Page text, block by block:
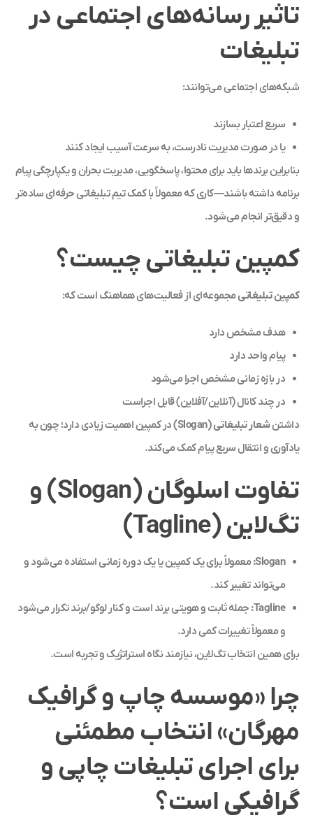
تاثیر رسانه‌های اجتماعی در
تبلیغات
شبکه‌های اجتماعی می‌توانند:
سریع اعتبار بسازند
یا در صورت مدیریت نادرست، به سرعت آسیب ایجاد کنند
بنابراین برندها باید برای محتوا، پاسخگویی، مدیریت بحران و یکپارچگی پیام
برنامه داشته باشند—کاری که معمولاً با کمک تیم تبلیغاتی حرفه‌ای ساده‌تر
و دقیق‌تر انجام می‌شود.
کمپین تبلیغاتی چیست؟
کمپین تبلیغاتیمجموعه‌ای از فعالیت‌های هماهنگ است که:
هدف مشخص دارد
پیام واحد دارد
در بازه زمانی مشخص اجرا می‌شود
در چند کانال (آنلاین/آفلاین) قابل اجراست
داشتنشعار تبلیغاتی (Slogan)
در کمپین اهمیت زیادی دارد؛ چون به
یادآوری و انتقال سریع پیام کمک می‌کند.
تفاوت اسلوگان (Slogan) و
تگ‌لاین (Tagline)
Slogan: معمولاً برای یک کمپین یا یک دوره زمانی استفاده می‌شود و
می‌تواند تغییر کند.
Tagline: جمله ثابت و هویتی برند است و کنار لوگو/برند تکرار می‌شود
و معمولاً تغییرات کمی دارد.
برای همین انتخاب تگ‌لاین، نیازمند نگاه استراتژیک و تجربه است.
چرا «موسسه چاپ و گرافیک
مهرگان» انتخاب مطمئنی
برای اجرای تبلیغات چاپی و
گرافیکی است؟